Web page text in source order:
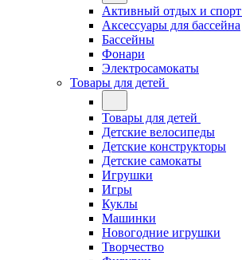
Активный отдых и спорт
Аксессуары для бассейна
Бассейны
Фонари
Электросамокаты
Товары для детей
Товары для детей
Детские велосипеды
Детские конструкторы
Детские самокаты
Игрушки
Игры
Куклы
Машинки
Новогодние игрушки
Творчество